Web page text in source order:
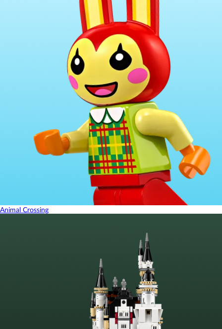
Animal Crossing